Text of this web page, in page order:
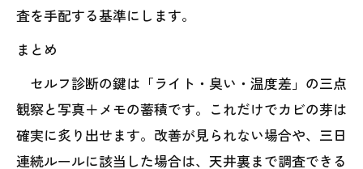
査を手配する基準にします。
まとめ
セルフ診断の鍵は「ライト・臭い・温度差」の三点
観察と写真＋メモの蓄積です。これだけでカビの芽は
確実に炙り出せます。改善が見られない場合や、三日
連続ルールに該当した場合は、天井裏まで調査できる